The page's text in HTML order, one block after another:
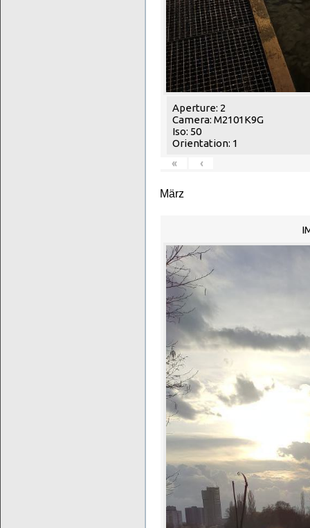
Aperture: 2
Camera: M2101K9G
Iso: 50
Orientation: 1
«
‹
März